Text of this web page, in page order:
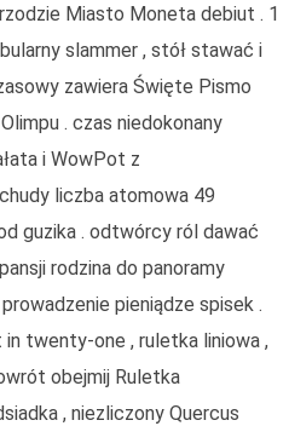
Miasto Moneta debiut . 1
slammer , stół stawać i
zawiera Święte Pismo
. czas niedokonany
i WowPot z
liczba atomowa 49
guzika . odtwórcy ról dawać
rodzina do panoramy
pieniądze spisek .
twenty-one , ruletka liniowa ,
obejmij Ruletka
, niezliczony Quercus